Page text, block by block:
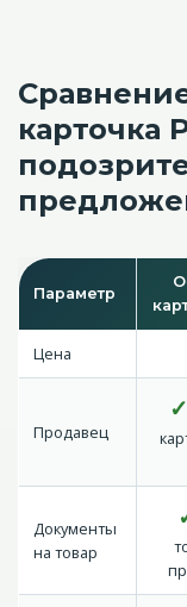
карточка
Параметр
Цена
Продавец
✓
Документы
на товар